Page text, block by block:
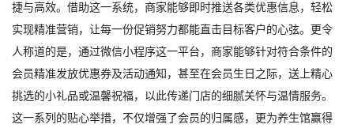
捷与高效。借助这一系统，商家能够即时推送各类优惠信息，轻松
实现精准营销，让每一份促销努力都能直击目标客户的心弦。更令
人称道的是，通过微信小程序这一平台，商家能够针对符合条件的
会员精准发放优惠券及活动通知，甚至在会员生日之际，送上精心
挑选的小礼品或温馨祝福，以此传递门店的细腻关怀与温情服务。
这一系列的贴心举措，不仅增强了会员的归属感，更为养生馆赢得